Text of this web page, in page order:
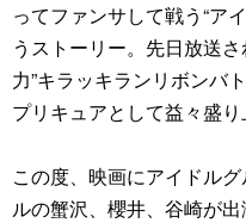
ってファンサして戦う“ア
うストーリー。先日放送
力”キラッキランリボンバ
プリキュアとして益々盛り
この度、映画にアイドル
ルの蟹沢、櫻井、谷崎が